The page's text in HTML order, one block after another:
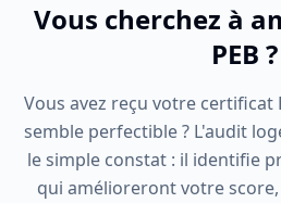
Vous cherchez à
PEB ?
Vous avez reçu votre certificat
semble perfectible ? L'audit
le simple constat : il identifie
qui amélioreront votre